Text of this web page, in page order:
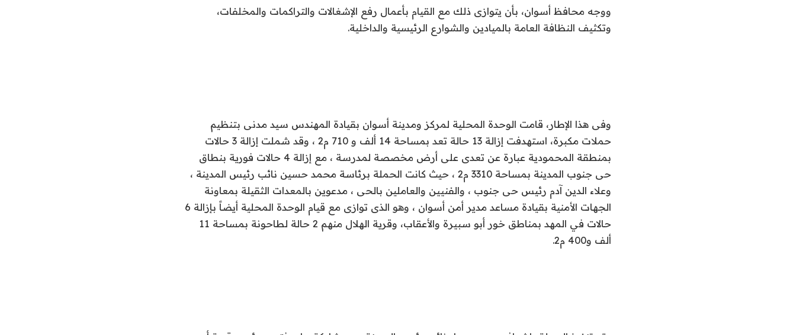
ووجه محافظ أسوان، بأن يتوازى ذلك مع القيام بأعمال رفع الإشغالات والتراكمات والمخلفات،
وتكثيف النظافة العامة بالميادين والشوارع الرئيسية والداخلية.
وفى هذا الإطار، قامت الوحدة المحلية لمركز ومدينة أسوان بقيادة المهندس سيد مدنى بتنظيم
حملات مكبرة، استهدفت إزالة 13 حالة تعد بمساحة 14 ألف و 710 م2 ، وقد شملت إزالة 3 حالات
بمنطقة المحمودية عبارة عن تعدى على أرض مخصصة لمدرسة ، مع إزالة 4 حالات فورية بنطاق
حى جنوب المدينة بمساحة 3310 م2 ، حيث كانت الحملة برئاسة محمد حسين نائب رئيس المدينة ،
وعلاء الدين آدم رئيس حى جنوب ، والفنيين والعاملين بالحى ، مدعوين بالمعدات الثقيلة بمعاونة
الجهات الأمنية بقيادة مساعد مدير أمن أسوان ، وهو الذى توازى مع قيام الوحدة المحلية أيضاً بإزالة 6
حالات في المهد بمناطق خور أبو سبيرة والأعقاب، وقرية الهلال منهم 2 حالة لطاحونة بمساحة 11
ألف و400 م2.